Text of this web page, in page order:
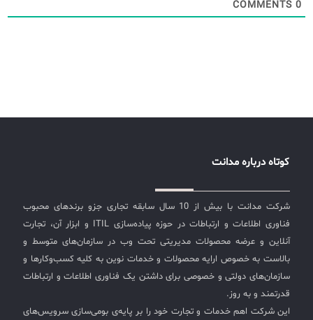
0
کوتاه درباره مدانت
شرکت مدانت با بیش از 10 سال سابقه تجاری جزو برندهای محبوب
فناوری اطلاعات و ارتباطات در حوزه پیاده‌سازی ITIL و ابزار آن، تجارت
آنلاین و عرضه محصولات مدیریتی تحت وب در سازمان‌های متوسط و
بالاست به خصوص ارایه محصولات و خدمات نوین به کلیه کسب‌وکارها و
سازمان‌های دولتی و خصوصی برای داشتن یک فناوری اطلاعات و ارتباطات
قدرتمند و به روز.
این شرکت اهم خدمات و تجارت خود را بر پایه‌ی بومی‌سازی سرویس‌های